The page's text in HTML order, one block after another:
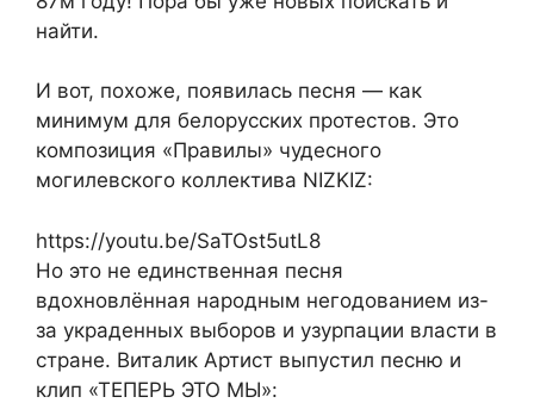
найти.
И вот, похоже, появилась песня — как
минимум для белорусских протестов. Это
композиция «Правилы» чудесного
могилевского коллектива NIZKIZ:
https://youtu.be/SaTOst5utL8
Но это не единственная песня
вдохновлённая народным негодованием из-
за украденных выборов и узурпации власти в
стране. Виталик Артист выпустил песню и
клип «ТЕПЕРЬ ЭТО МЫ»: